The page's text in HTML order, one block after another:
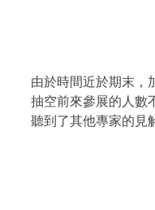
由於時間近於期末，
抽空前來參展的人數
聽到了其他專家的見